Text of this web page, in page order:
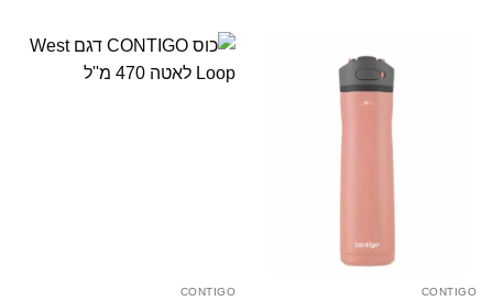
CONTIGO
CONTIGO